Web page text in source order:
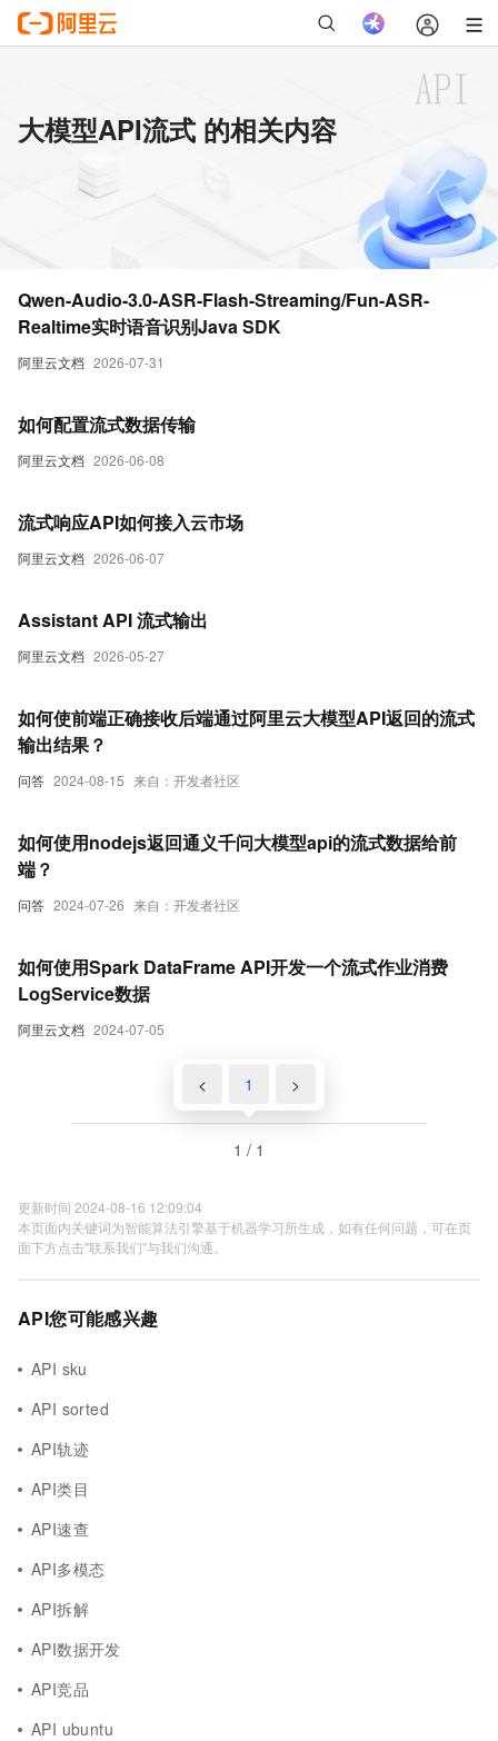
大模型API流式 的相关内容
阿里云文档 2026-07-31
Qwen-Audio-3.0-ASR-Flash-Streaming/Fun-ASR-
Realtime实时语音识别Java SDK
阿里云文档 2026-06-08
如何配置流式数据传输
阿里云文档 2026-06-07
流式响应API如何接入云市场
阿里云文档 2026-05-27
Assistant API 流式输出
问答 2024-08-15 来自：开发者社区
如何使前端正确接收后端通过阿里云大模型API返回的流式
输出结果？
问答 2024-07-26 来自：开发者社区
如何使用nodejs返回通义千问大模型api的流式数据给前
端？
阿里云文档 2024-07-05
如何使用Spark DataFrame API开发一个流式作业消费
LogService数据
< 1 >
1 / 1
更新时间 2024-08-16 12:09:04
本页面内关键词为智能算法引擎基于机器学习所生成，如有任何问题，可在页
面下方点击"联系我们"与我们沟通。
API您可能感兴趣
API sku
API sorted
API轨迹
API类目
API速查
API多模态
API拆解
API数据开发
API竞品
API ubuntu